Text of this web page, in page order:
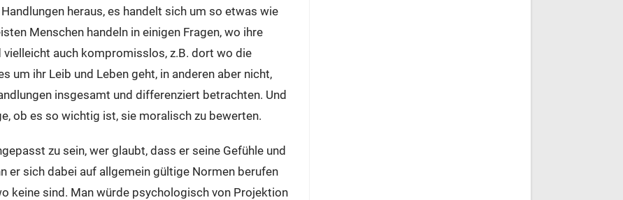
heraus, es handelt sich um so etwas wie
Menschen handeln in einigen Fragen, wo ihre
auch kompromisslos, z.B. dort wo die
um ihr Leib und Leben geht, in anderen aber nicht,
insgesamt und differenziert betrachten. Und
ob es so wichtig ist, sie moralisch zu bewerten.
zu sein, wer glaubt, dass er seine Gefühle und
er sich dabei auf allgemein gültige Normen berufen
keine sind. Man würde psychologisch von Projektion